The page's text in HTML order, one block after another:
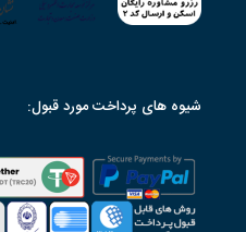
شیوه های پرداخت مورد قبول: